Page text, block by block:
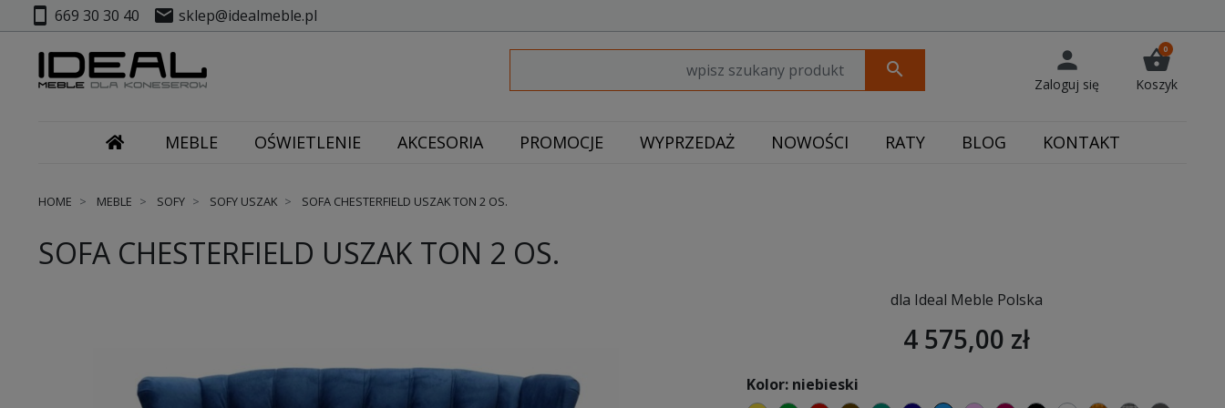
smartphone 669 30 30 40 mail sklep@idealmeble.pl
search person
Zaloguj się
shopping_basket
0
Koszyk
MEBLE OŚWIETLENIE AKCESORIA PROMOCJE WYPRZEDAŻ NOWOŚCI RATY BLOG KONTAKT
HOME MEBLE SOFY SOFY USZAK SOFA CHESTERFIELD USZAK TON 2 OS.
SOFA CHESTERFIELD USZAK TON 2 OS.
dla Ideal Meble Polska
4 575,00 zł
Kolor: niebieski